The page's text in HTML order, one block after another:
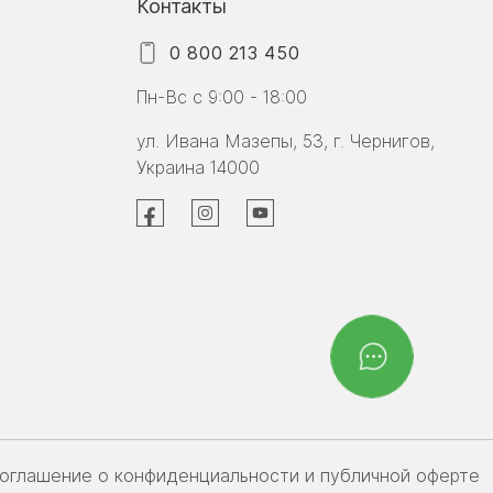
Контакты
0 800 213 450
Пн-Вс с 9:00 - 18:00
ул. Ивана Мазепы, 53, г. Чернигов,
Украина 14000
о конфиденциальности и публичной оферте